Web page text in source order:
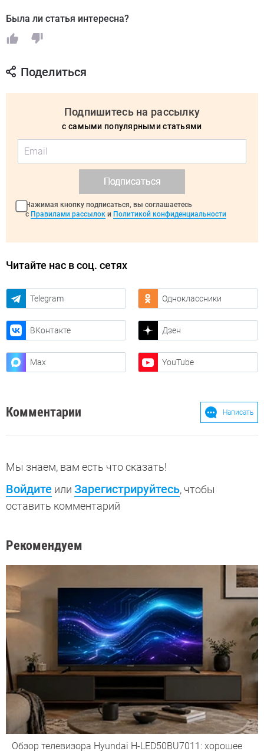
Была ли статья интересна?
Поделиться
Подпишитесь на рассылку
с самыми популярными статьями
Подписаться
Нажимая кнопку подписаться, вы соглашаетесь
с Правилами рассылок и Политикой конфиденциальности
Читайте нас в соц. сетях
Telegram Одноклассники
ВКонтакте Дзен
Max YouTube
Комментарии Написать
Мы знаем, вам есть что сказать!
Войдите или Зарегистрируйтесь, чтобы
оставить комментарий
Рекомендуем
Обзор телевизора Hyundai H-LED50BU7011: хорошее